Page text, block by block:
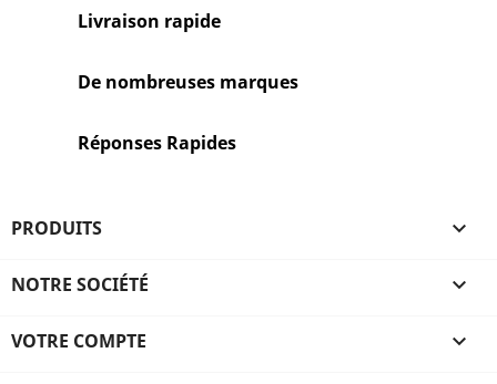
Livraison rapide
De nombreuses marques
Réponses Rapides
PRODUITS 
NOTRE SOCIÉTÉ 
VOTRE COMPTE 